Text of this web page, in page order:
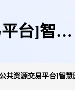
台]智慧
共资源交易平台]智